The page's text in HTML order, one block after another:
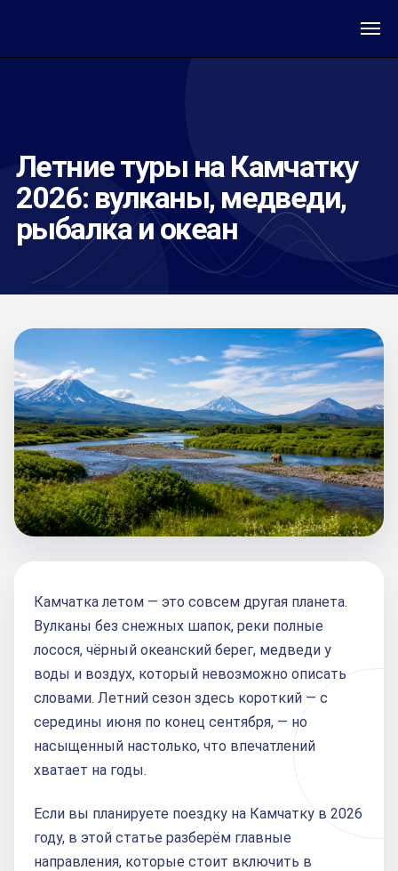
Летние туры на Камчатку
2026: вулканы, медведи,
рыбалка и океан
Камчатка летом — это совсем другая планета.
Вулканы без снежных шапок, реки полные
лосося, чёрный океанский берег, медведи у
воды и воздух, который невозможно описать
словами. Летний сезон здесь короткий — с
середины июня по конец сентября, — но
насыщенный настолько, что впечатлений
хватает на годы.
Если вы планируете поездку на Камчатку в 2026
году, в этой статье разберём главные
направления, которые стоит включить в